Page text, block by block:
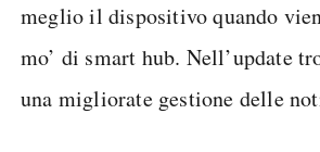
meglio il dispositivo quando
mo’ di smart hub. Nell’update
una migliorate gestione delle